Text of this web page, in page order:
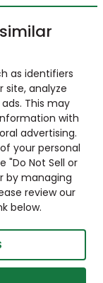
as identifiers
analyze
This may
with
advertising.
your personal
Not Sell or
by managing
review our
below.